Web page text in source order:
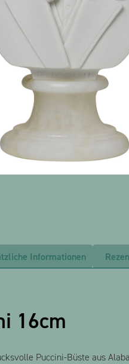
Informationen
16cm
Puccini-Büste aus